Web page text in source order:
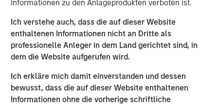
Informationen zu den Anlageprodukten verboten ist.
Ich verstehe auch, dass die auf dieser Website
enthaltenen Informationen nicht an Dritte als
professionelle Anleger in dem Land gerichtet sind, in
dem die Website aufgerufen wird.
Ich erkläre mich damit einverstanden und dessen
bewusst, dass die auf dieser Website enthaltenen
Informationen ohne die vorherige schriftliche
and critical information far in advance of other sources is
sector organizations," said Dataminr Founder and CEO Ted
Bailey. "Today, more than half of the Fortune 50 rely on
Dataminr, and this additional capital will enable the
company to accelerate client growth, both in the US and
abroad, as organizations seek to equip themselves with
the fastest, most comprehensive, and most accurate real-
time information."